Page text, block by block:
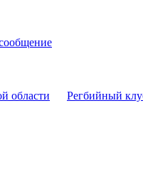
области Регбийный